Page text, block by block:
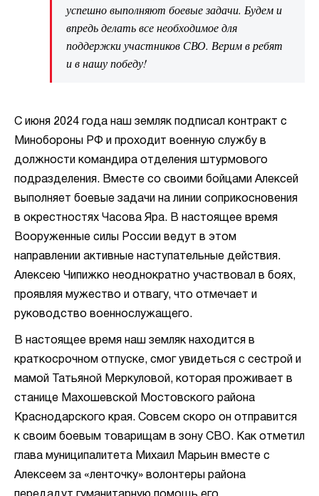
успешно выполняют боевые задачи. Будем и
впредь делать все необходимое для
поддержки участников СВО. Верим в ребят
и в нашу победу!
С июня 2024 года наш земляк подписал контракт с
Минобороны РФ и проходит военную службу в
должности командира отделения штурмового
подразделения. Вместе со своими бойцами Алексей
выполняет боевые задачи на линии соприкосновения
в окрестностях Часова Яра. В настоящее время
Вооруженные силы России ведут в этом
направлении активные наступательные действия.
Алексею Чипижко неоднократно участвовал в боях,
проявляя мужество и отвагу, что отмечает и
руководство военнослужащего.
В настоящее время наш земляк находится в
краткосрочном отпуске, смог увидеться с сестрой и
мамой Татьяной Меркуловой, которая проживает в
станице Махошевской Мостовского района
Краснодарского края. Совсем скоро он отправится
к своим боевым товарищам в зону СВО. Как отметил
глава муниципалитета Михаил Марьин вместе с
Алексеем за «ленточку» волонтеры района